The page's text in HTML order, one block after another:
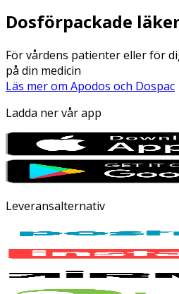
Dosförpackade
För vårdens patienter eller för
på din medicin
Läs mer om Apodos och Dospac
Ladda ner vår app
Leveransalternativ